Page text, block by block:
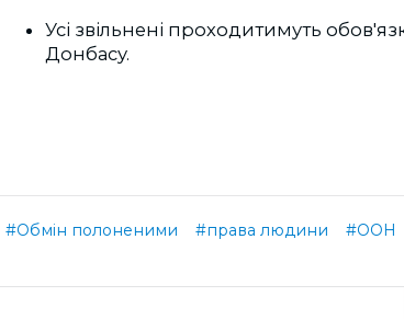
Усі звільнені проходитимуть
Донбасу.
#Обмін полоненими #права людини #ООН